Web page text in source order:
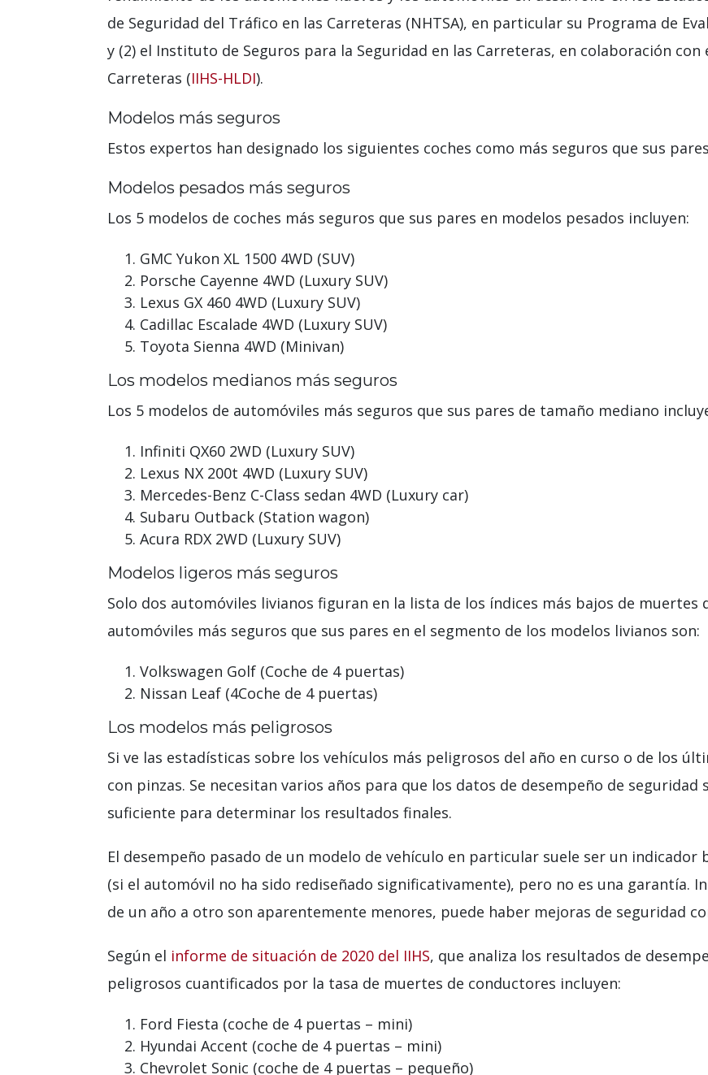
de Seguridad del Tráfico en las Carreteras (NHTSA), en particular su Programa de
y (2) el Instituto de Seguros para la Seguridad en las Carreteras, en colaboración
Carreteras (IIHS-HLDI).
Modelos más seguros
Estos expertos han designado los siguientes coches como más seguros que sus
Modelos pesados ​​más seguros
Los 5 modelos de coches más seguros que sus pares en modelos pesados ​​incluyen:
GMC Yukon XL 1500 4WD (SUV)
Porsche Cayenne 4WD (Luxury SUV)
Lexus GX 460 4WD (Luxury SUV)
Cadillac Escalade 4WD (Luxury SUV)
Toyota Sienna 4WD (Minivan)
Los modelos medianos más seguros
Los 5 modelos de automóviles más seguros que sus pares de tamaño mediano
Infiniti QX60 2WD (Luxury SUV)
Lexus NX 200t 4WD (Luxury SUV)
Mercedes-Benz C-Class sedan 4WD (Luxury car)
Subaru Outback (Station wagon)
Acura RDX 2WD (Luxury SUV)
Modelos ligeros más seguros
Solo dos automóviles livianos figuran en la lista de los índices más bajos de muertes
automóviles más seguros que sus pares en el segmento de los modelos livianos son:
Volkswagen Golf (Coche de 4 puertas)
Nissan Leaf (4Coche de 4 puertas)
Los modelos más peligrosos
Si ve las estadísticas sobre los vehículos más peligrosos del año en curso o de los
con pinzas. Se necesitan varios años para que los datos de desempeño de
suficiente para determinar los resultados finales.
El desempeño pasado de un modelo de vehículo en particular suele ser un
(si el automóvil no ha sido rediseñado significativamente), pero no es una garantía.
de un año a otro son aparentemente menores, puede haber mejoras de seguridad
Según el informe de situación de 2020 del IIHS, que analiza los resultados de
peligrosos cuantificados por la tasa de muertes de conductores incluyen:
Ford Fiesta (coche de 4 puertas – mini)
Hyundai Accent (coche de 4 puertas – mini)
Chevrolet Sonic (coche de 4 puertas – pequeño)